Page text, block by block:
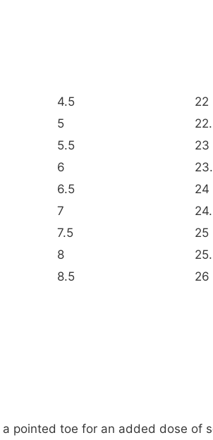
4.5
22
5
5.5
23
6
6.5 24
7
7.5 25
8
8.5 26
pointed toe for an added dose of